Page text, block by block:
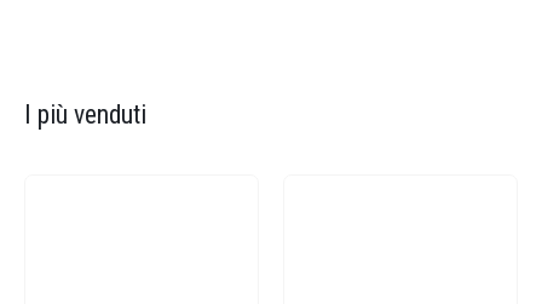
I più venduti